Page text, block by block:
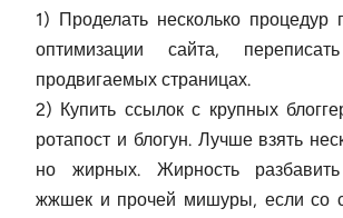
1) Проделать несколько процедур
оптимизации сайта,
продвигаемых страницах.
2) Купить ссылок с крупных
ротапост и блогун. Лучше взять
но жирных. Жирность
жжшек и прочей мишуры, если со